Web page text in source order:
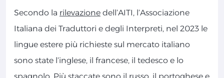
Secondo la rilevazione dell’AITI, l’Associazione
Italiana dei Traduttori e degli Interpreti, nel 2023 le
lingue estere più richieste sul mercato italiano
sono state l’inglese, il francese, il tedesco e lo